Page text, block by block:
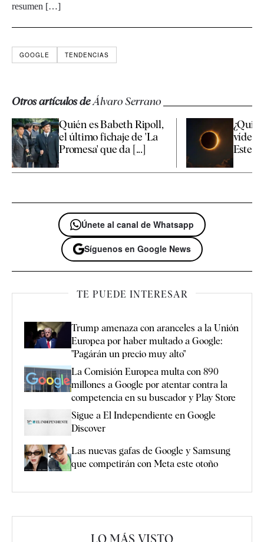
resumen […]
GOOGLE TENDENCIAS
Otros artículos deÁlvaro Serrano
Quién es Babeth Ripoll,
el último fichaje de 'La
Promesa' que da [...]
vídeos
Este
Únete al canal de Whatsapp
Síguenos en Google News
TE PUEDE INTERESAR
Trump amenaza con aranceles a la Unión
Europea por haber multado a Google:
"Pagárán un precio muy alto"
La Comisión Europea multa con 890
millones a Google por atentar contra la
competencia en su buscador y Play Store
Sigue a El Independiente en Google
Discover
Las nuevas gafas de Google y Samsung
que competirán con Meta este otoño
LO MÁS VISTO